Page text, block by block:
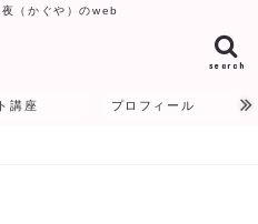
（かぐや）のweb
search
講座 プロフィール